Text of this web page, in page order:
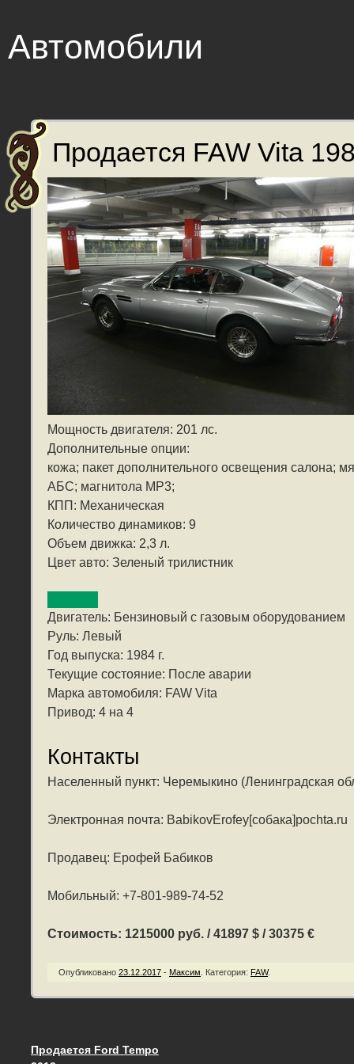
Автомобили
Продается FAW Vita
Мощность двигателя: 201 лс.
Дополнительные опции:
кожа; пакет дополнительного освещения салона;
АБС; магнитола MP3;
КПП: Механическая
Количество динамиков: 9
Объем движка: 2,3 л.
Цвет авто: Зеленый трилистник
Двигатель: Бензиновый с газовым оборудованием
Руль: Левый
Год выпуска: 1984 г.
Текущие состояние: После аварии
Марка автомобиля: FAW Vita
Привод: 4 на 4
Контакты
Населенный пункт: Черемыкино (Ленинградская
Электронная почта: BabikovErofey[собака]pochta.ru
Продавец: Ерофей Бабиков
Мобильный: +7-801-989-74-52
Стоимость: 1215000 руб. / 41897 $ / 30375 €
Опубликовано 23.12.2017 - Максим Категория: FAW.
Продается Ford Tempo